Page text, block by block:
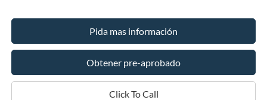
Pida mas información
Obtener pre-aprobado
Click To Call